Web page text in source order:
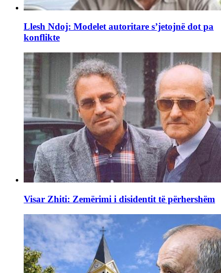
Llesh Ndoj: Modelet autoritare s’jetojnë dot pa
konflikte
Visar Zhiti: Zemërimi i disidentit të përhershëm